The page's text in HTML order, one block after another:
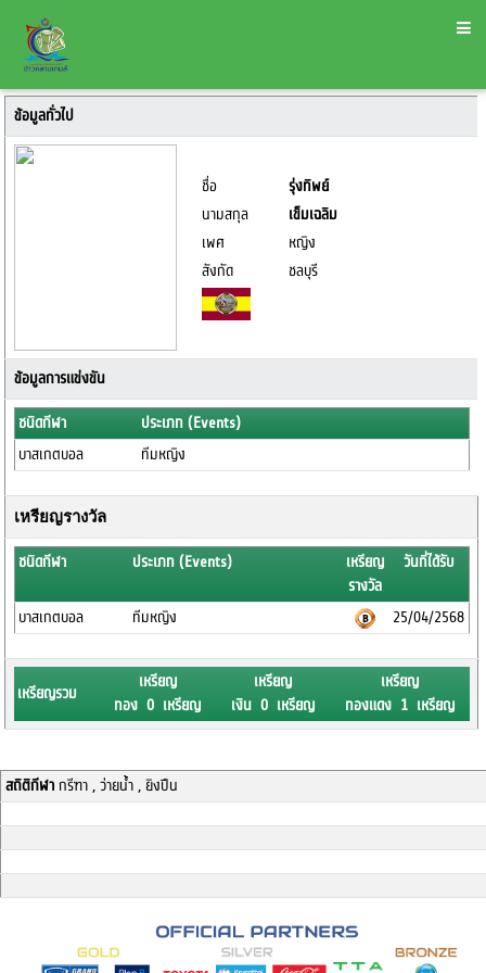
ข้อมูลทั่วไป
ชื่อ
รุ่งทิพย์
นามสกุล
เข็มเฉลิม
เพศ
หญิง
สังกัด
ชลบุรี
ข้อมูลการแข่งขัน
ชนิดกีฬา
ประเภท (Events)
บาสเกตบอล
ทีมหญิง
เหรียญรางวัล
ชนิดกีฬา ประเภท (Events)
เหรียญ
รางวัล
วันที่ได้รับ
บาสเกตบอล ทีมหญิง 25/04/2568
เหรียญรวม
เหรียญ
ทอง 0 เหรียญ
เหรียญ
เงิน 0 เหรียญ
เหรียญ
ทองแดง 1 เหรียญ
สถิติกีฬากรีฑา , ว่ายน้ำ , ยิงปืน